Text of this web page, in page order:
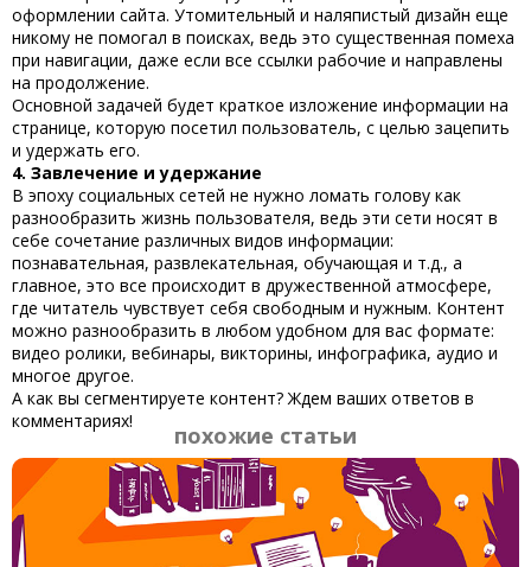
оформлении сайта. Утомительный и наляпистый дизайн еще
никому не помогал в поисках, ведь это существенная помеха
при навигации, даже если все ссылки рабочие и направлены
на продолжение.
Основной задачей будет краткое изложение информации на
странице, которую посетил пользователь, с целью зацепить
и удержать его.
4. Завлечение и удержание
В эпоху социальных сетей не нужно ломать голову как
разнообразить жизнь пользователя, ведь эти сети носят в
себе сочетание различных видов информации:
познавательная, развлекательная, обучающая и т.д., а
главное, это все происходит в дружественной атмосфере,
где читатель чувствует себя свободным и нужным. Контент
можно разнообразить в любом удобном для вас формате:
видео ролики, вебинары, викторины, инфографика, аудио и
многое другое.
А как вы сегментируете контент? Ждем ваших ответов в
комментариях!
похожие статьи